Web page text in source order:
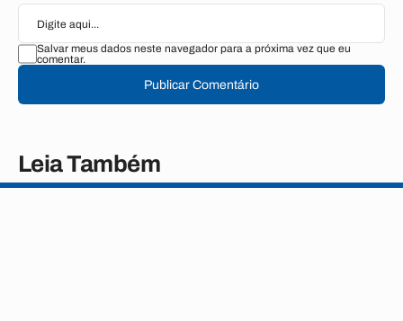
Salvar meus dados neste navegador para a próxima vez que eu
comentar.
Publicar Comentário
Leia Também